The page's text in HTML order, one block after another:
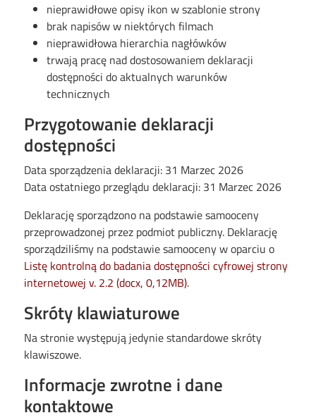
nieprawidłowe opisy ikon w szablonie strony
brak napisów w niektórych filmach
nieprawidłowa hierarchia nagłówków
trwają pracę nad dostosowaniem deklaracji
dostępności do aktualnych warunków
technicznych
Przygotowanie deklaracji
dostępności
Data sporządzenia deklaracji: 31 Marzec 2026
Data ostatniego przeglądu deklaracji: 31 Marzec 2026
Deklarację sporządzono na podstawie samooceny
przeprowadzonej przez podmiot publiczny. Deklarację
sporządziliśmy na podstawie samooceny w oparciu o
Listę kontrolną do badania dostępności cyfrowej strony
internetowej v. 2.2 (docx, 0,12MB).
Skróty klawiaturowe
Na stronie występują jedynie standardowe skróty
klawiszowe.
Informacje zwrotne i dane
kontaktowe